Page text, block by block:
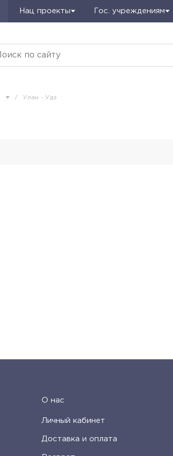
Нац проекты Гос. учреждениям
/ Улан - Удэ
О нас
Личный кабинет
Доставка и оплата